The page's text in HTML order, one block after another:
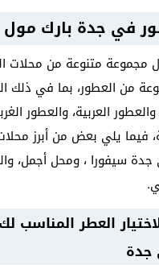
في جدة بارك مول
مجموعة متنوعة من محلات
من العطور، بما في ذلك
العربية، والعطور
فيما يلي بعض من أبرز
سيفورا ، ومحل أجمل،
العطر المناسب
جدة